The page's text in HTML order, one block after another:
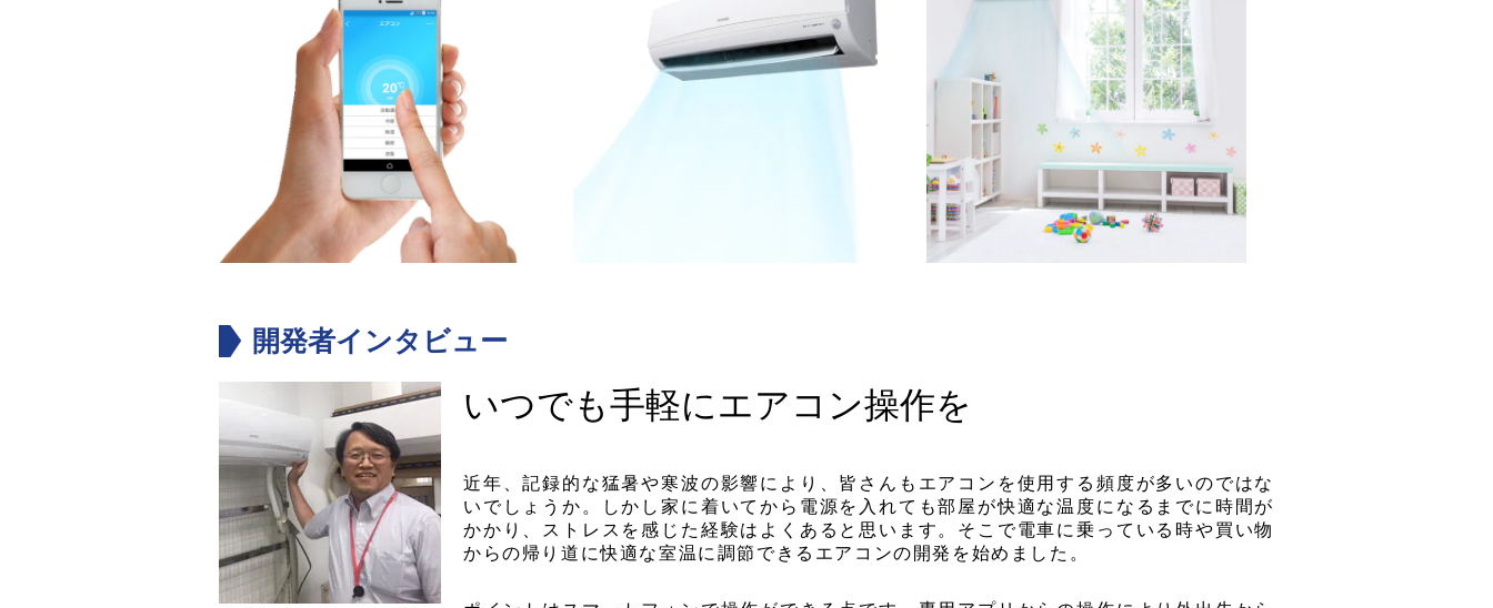
開発者インタビュー
いつでも手軽にエアコン操作を
近年、記録的な猛暑や寒波の影響により、皆さんもエアコンを使用する頻度が多いのではな
いでしょうか。しかし家に着いてから電源を入れても部屋が快適な温度になるまでに時間が
かかり、ストレスを感じた経験はよくあると思います。そこで電車に乗っている時や買い物
からの帰り道に快適な室温に調節できるエアコンの開発を始めました。